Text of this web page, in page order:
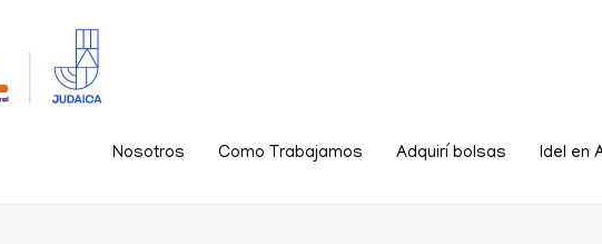
Nosotros Como Trabajamos Adquirí bolsas Idel en